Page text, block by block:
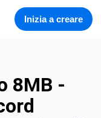
Inizia a creare
8MB -